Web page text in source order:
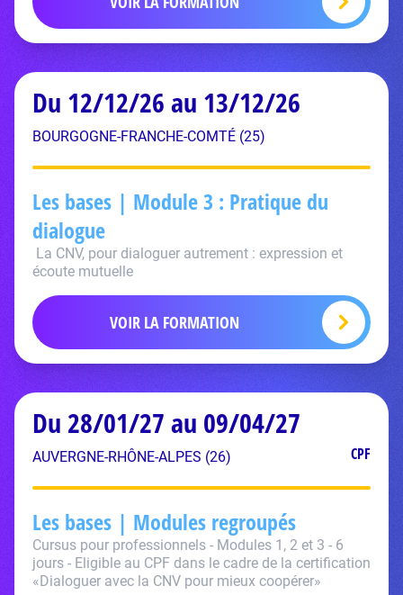
Du 12/12/26 au 13/12/26
BOURGOGNE-FRANCHE-COMTÉ (25)
Les bases | Module 3 : Pratique du
dialogue
La CNV, pour dialoguer autrement : expression et
écoute mutuelle
VOIR LA FORMATION
Du 28/01/27 au 09/04/27
AUVERGNE-RHÔNE-ALPES (26) CPF
Les bases | Modules regroupés
Cursus pour professionnels - Modules 1, 2 et 3 - 6
jours - Eligible au CPF dans le cadre de la certification
«Dialoguer avec la CNV pour mieux coopérer»